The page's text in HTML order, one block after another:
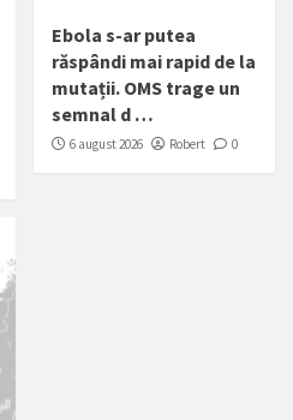
Ebola s-ar putea
răspândi mai rapid de la
mutații. OMS trage un
semnal d …
6 august 2026 Robert 0